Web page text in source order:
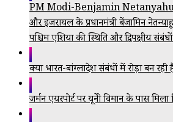
PM Modi-Benjamin Netanyahu
और इजरायल के प्रधानमंत्री बेंजामिन
पश्चिम एशिया की स्थिति और द्विपक्षीय
क्या भारत-बांग्लादेश संबंधों में रोड़ा बन
जर्मन एयरपोर्ट पर यूक्रेनी विमान के पास